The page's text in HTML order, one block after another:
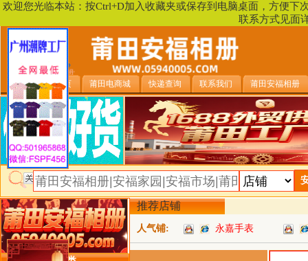
欢迎您光临本站：按Ctrl+D加入收藏夹或保存到电脑桌面，方便
联系方式见面
安福相册首页 莆田电商城 快递查询 联系我们 莆田安福相册
推荐店铺
人气铺: 永嘉手表